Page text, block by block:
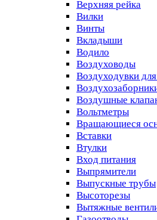
Верхняя рейка
Вилки
Винты
Вкладыши
Водило
Воздуховоды
Воздуходувки
Воздушные
Вольтметры
Вращающиеся
Вставки
Втулки
Вход питания
Выпрямители
Выпускные трубы
Высоторезы
Вытяжные